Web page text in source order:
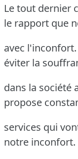
Le tout dernier
le rapport que
avec
éviter la
dans la société
propose
services qui
notre inconfort.